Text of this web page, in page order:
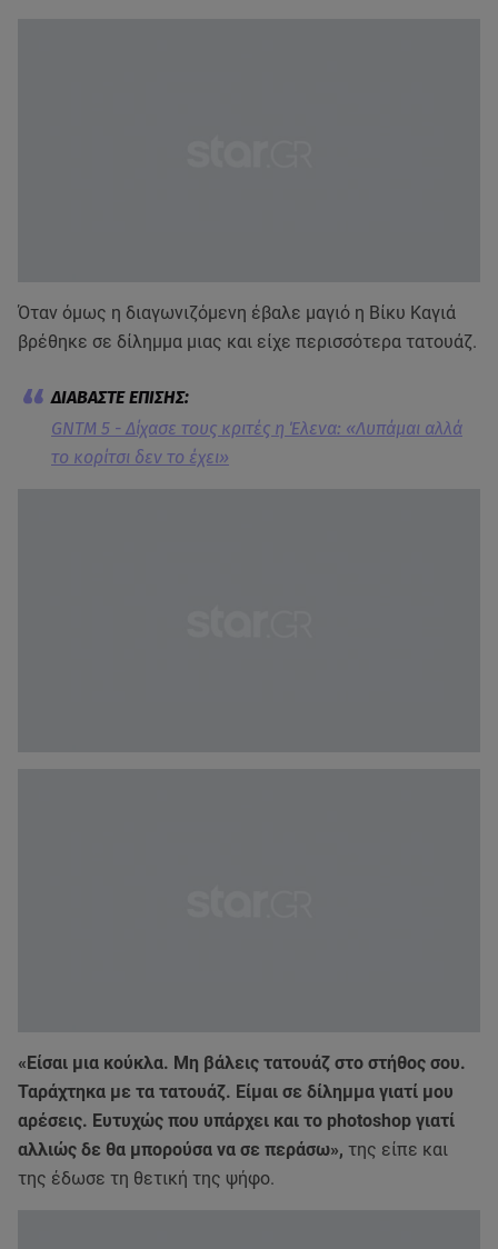
Όταν όμως η διαγωνιζόμενη έβαλε μαγιό η Βίκυ Καγιά
βρέθηκε σε δίλημμα μιας και είχε περισσότερα τατουάζ.
GNTM 5 - Δίχασε τους κριτές η Έλενα: «Λυπάμαι αλλά
το κορίτσι δεν το έχει»
«Είσαι μια κούκλα. Μη βάλεις τατουάζ στο στήθος σου.
Ταράχτηκα με τα τατουάζ. Είμαι σε δίλημμα γιατί μου
αρέσεις. Ευτυχώς που υπάρχει και το photoshop γιατί
αλλιώς δε θα μπορούσα να σε περάσω», της είπε και
της έδωσε τη θετική της ψήφο.